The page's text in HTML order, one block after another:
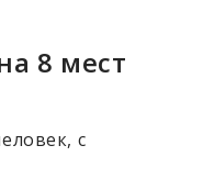
8 мест
с